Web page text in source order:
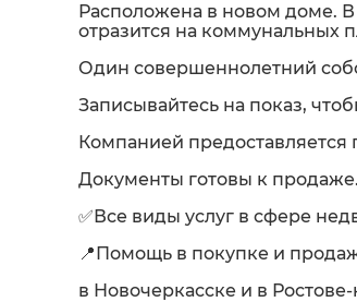
Расположена в новом доме. В
отразится на коммунальных
Один совершеннолетний
Записывайтесь на показ,
Компанией предоставляется
Документы готовы к продаже.
✅Все виды услуг в сфере
📍Помощь в покупке и
в Новочеркасске и в